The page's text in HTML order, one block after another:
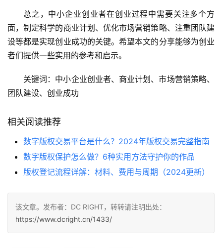
总之，中小企业创业者在创业过程中需要关注多个方
面，制定科学的商业计划、优化市场营销策略、注重团队建
设等都是实现创业成功的关键。希望本文的分享能够为创业
者们提供一些实用的参考和启示。
关键词：中小企业创业者、商业计划、市场营销策略、
团队建设、创业成功
相关阅读推荐
数字版权交易平台是什么？2024年版权交易完整指南
数字版权保护怎么做？6种实用方法守护你的作品
版权登记流程详解：材料、费用与周期（2024更新）
该文章。发布者：DC RIGHT，转转请注明出处：
https://www.dcright.cn/1433/